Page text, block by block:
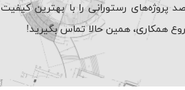
پروژه‌های رستورانی را با بهترین کیفیت
همکاری، همین حالا تماس بگیرید!